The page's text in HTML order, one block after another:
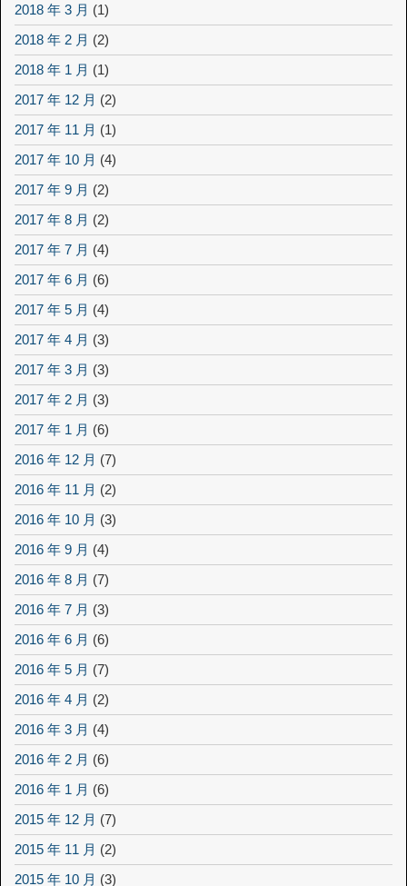
2018 年 3 月 (1)
2018 年 2 月 (2)
2018 年 1 月 (1)
2017 年 12 月 (2)
2017 年 11 月 (1)
2017 年 10 月 (4)
2017 年 9 月 (2)
2017 年 8 月 (2)
2017 年 7 月 (4)
2017 年 6 月 (6)
2017 年 5 月 (4)
2017 年 4 月 (3)
2017 年 3 月 (3)
2017 年 2 月 (3)
2017 年 1 月 (6)
2016 年 12 月 (7)
2016 年 11 月 (2)
2016 年 10 月 (3)
2016 年 9 月 (4)
2016 年 8 月 (7)
2016 年 7 月 (3)
2016 年 6 月 (6)
2016 年 5 月 (7)
2016 年 4 月 (2)
2016 年 3 月 (4)
2016 年 2 月 (6)
2016 年 1 月 (6)
2015 年 12 月 (7)
2015 年 11 月 (2)
2015 年 10 月 (3)